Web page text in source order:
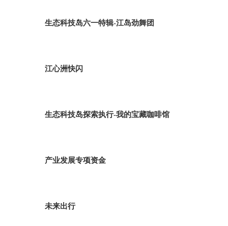
生态科技岛六一特辑-江岛劲舞团
江心洲快闪
生态科技岛探索执行-我的宝藏咖啡馆
产业发展专项资金
未来出行